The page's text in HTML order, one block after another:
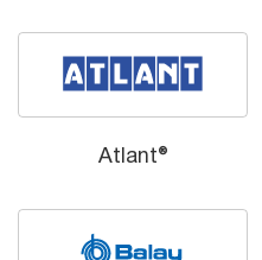
Atlant®